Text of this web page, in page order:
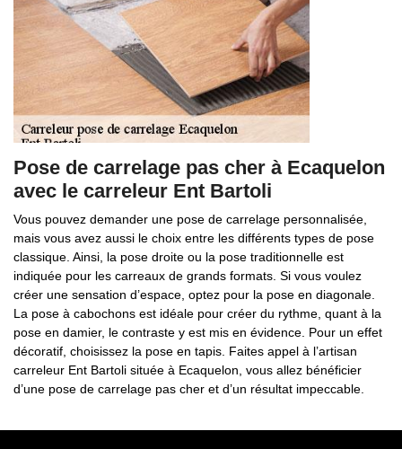
Pose de carrelage pas cher à Ecaquelon
avec le carreleur Ent Bartoli
Vous pouvez demander une pose de carrelage personnalisée,
mais vous avez aussi le choix entre les différents types de pose
classique. Ainsi, la pose droite ou la pose traditionnelle est
indiquée pour les carreaux de grands formats. Si vous voulez
créer une sensation d’espace, optez pour la pose en diagonale.
La pose à cabochons est idéale pour créer du rythme, quant à la
pose en damier, le contraste y est mis en évidence. Pour un effet
décoratif, choisissez la pose en tapis. Faites appel à l’artisan
carreleur Ent Bartoli située à Ecaquelon, vous allez bénéficier
d’une pose de carrelage pas cher et d’un résultat impeccable.